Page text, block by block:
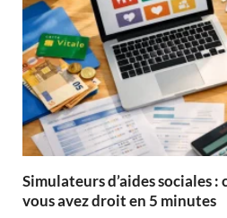
Simulateurs d’aides sociales
vous avez droit en 5 minutes